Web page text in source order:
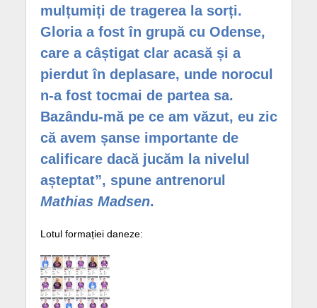
mulțumiți de tragerea la sorți.
Gloria a fost în grupă cu Odense,
care a câștigat clar acasă și a
pierdut în deplasare, unde norocul
n-a fost tocmai de partea sa.
Bazându-mă pe ce am văzut, eu zic
că avem șanse importante de
calificare dacă jucăm la nivelul
așteptat”, spune antrenorul
Mathias Madsen.
Lotul formației daneze: